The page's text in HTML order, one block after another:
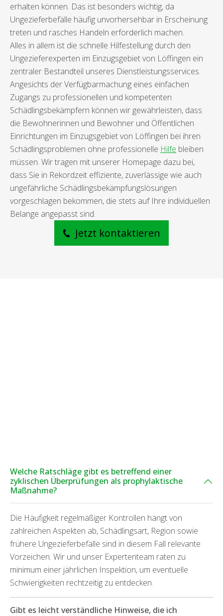
erhalten können. Das ist besonders wichtig, da
Ungezieferbefälle häufig unvorhersehbar in Erscheinung
treten und rasches Handeln erforderlich machen.
Alles in allem ist die schnelle Hilfestellung durch den
Ungezieferexperten im Einzugsgebiet von Löffingen ein
zentraler Bestandteil unseres Dienstleistungsservices.
Angesichts der Verfügbarmachung eines einfachen
Zugangs zu professionellen und kompetenten
Schädlingsbekämpfern können wir gewährleisten, dass
die Bewohnerinnen und Bewohner und Öffentlichen
Einrichtungen im Einzugsgebiet von Löffingen bei ihren
Schädlingsproblemen ohne professionelle Hilfe bleiben
müssen. Wir tragen mit unserer Homepage dazu bei,
dass Sie in Rekordzeit effiziente, zuverlässige wie auch
ungefährliche Schädlingsbekämpfungslösungen
vorgeschlagen bekommen, die stets auf Ihre individuellen
Belange angepasst sind.
Jetzt kontaktieren
Welche Ratschläge gibt es betreffend einer
zyklischen Überprüfungen als prophylaktische
Maßnahme?
Die Häufigkeit regelmäßiger Kontrollen hängt von
zahlreichen Aspekten ab, Schädlingsart, Region sowie
frühere Ungezieferbefälle sind in diesem Fall relevante
Vorzeichen. Wir und unser Expertenteam raten zu
minimum einer jährlichen Inspektion, um eventuelle
Schwierigkeiten rechtzeitig zu entdecken.
Gibt es leicht verständliche Hinweise, die ich